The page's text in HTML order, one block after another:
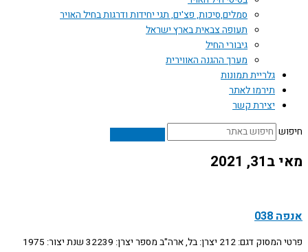
סמלים,סיכות, פצ'ים, תגי יחידות ודרגות בחיל האויר
תעופה צבאית בארץ ישראל
גיבורי החיל
מערך ההגנה האווירית
גלריית תמונות
תירמו לאתר
יצירת קשר
חיפוש
מאי ב31, 2021
אנפה 038
פרטי המסוק דגם: 212 יצרן: בל, ארה"ב מספר יצרן: 32239 שנת יצור: 1975